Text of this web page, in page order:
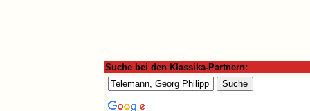
Suche bei den Klassika-Partnern: